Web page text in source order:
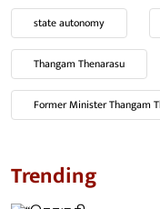
state autonomy
Thangam Thenarasu
Former Minister Thangam
Trending